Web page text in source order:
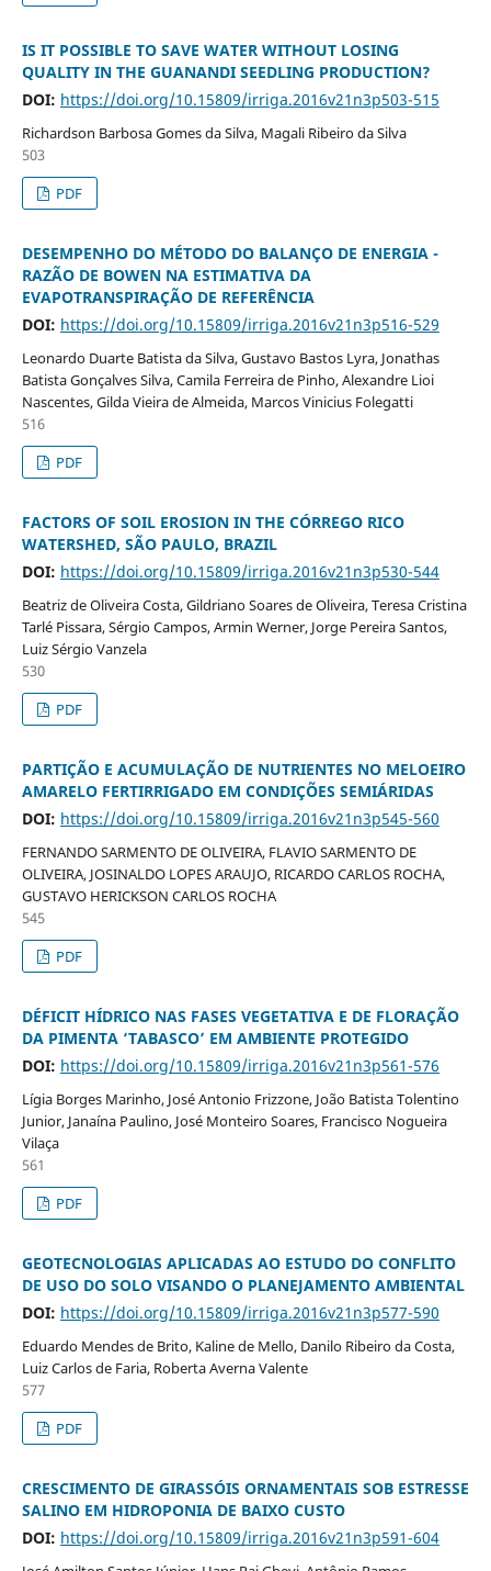
IS IT POSSIBLE TO SAVE WATER WITHOUT LOSING
QUALITY IN THE GUANANDI SEEDLING PRODUCTION?
DOI: https://doi.org/10.15809/irriga.2016v21n3p503-515
Richardson Barbosa Gomes da Silva, Magali Ribeiro da Silva
503
PDF
DESEMPENHO DO MÉTODO DO BALANÇO DE ENERGIA -
RAZÃO DE BOWEN NA ESTIMATIVA DA
EVAPOTRANSPIRAÇÃO DE REFERÊNCIA
DOI: https://doi.org/10.15809/irriga.2016v21n3p516-529
Leonardo Duarte Batista da Silva, Gustavo Bastos Lyra, Jonathas
Batista Gonçalves Silva, Camila Ferreira de Pinho, Alexandre Lioi
Nascentes, Gilda Vieira de Almeida, Marcos Vinicius Folegatti
516
PDF
FACTORS OF SOIL EROSION IN THE CÓRREGO RICO
WATERSHED, SÃO PAULO, BRAZIL
DOI: https://doi.org/10.15809/irriga.2016v21n3p530-544
Beatriz de Oliveira Costa, Gildriano Soares de Oliveira, Teresa Cristina
Tarlé Pissara, Sérgio Campos, Armin Werner, Jorge Pereira Santos,
Luiz Sérgio Vanzela
530
PDF
PARTIÇÃO E ACUMULAÇÃO DE NUTRIENTES NO MELOEIRO
AMARELO FERTIRRIGADO EM CONDIÇÕES SEMIÁRIDAS
DOI: https://doi.org/10.15809/irriga.2016v21n3p545-560
FERNANDO SARMENTO DE OLIVEIRA, FLAVIO SARMENTO DE
OLIVEIRA, JOSINALDO LOPES ARAUJO, RICARDO CARLOS ROCHA,
GUSTAVO HERICKSON CARLOS ROCHA
545
PDF
DÉFICIT HÍDRICO NAS FASES VEGETATIVA E DE FLORAÇÃO
DA PIMENTA ‘TABASCO’ EM AMBIENTE PROTEGIDO
DOI: https://doi.org/10.15809/irriga.2016v21n3p561-576
Lígia Borges Marinho, José Antonio Frizzone, João Batista Tolentino
Junior, Janaína Paulino, José Monteiro Soares, Francisco Nogueira
Vilaça
561
PDF
GEOTECNOLOGIAS APLICADAS AO ESTUDO DO CONFLITO
DE USO DO SOLO VISANDO O PLANEJAMENTO AMBIENTAL
DOI: https://doi.org/10.15809/irriga.2016v21n3p577-590
Eduardo Mendes de Brito, Kaline de Mello, Danilo Ribeiro da Costa,
Luiz Carlos de Faria, Roberta Averna Valente
577
PDF
CRESCIMENTO DE GIRASSÓIS ORNAMENTAIS SOB ESTRESSE
SALINO EM HIDROPONIA DE BAIXO CUSTO
DOI: https://doi.org/10.15809/irriga.2016v21n3p591-604